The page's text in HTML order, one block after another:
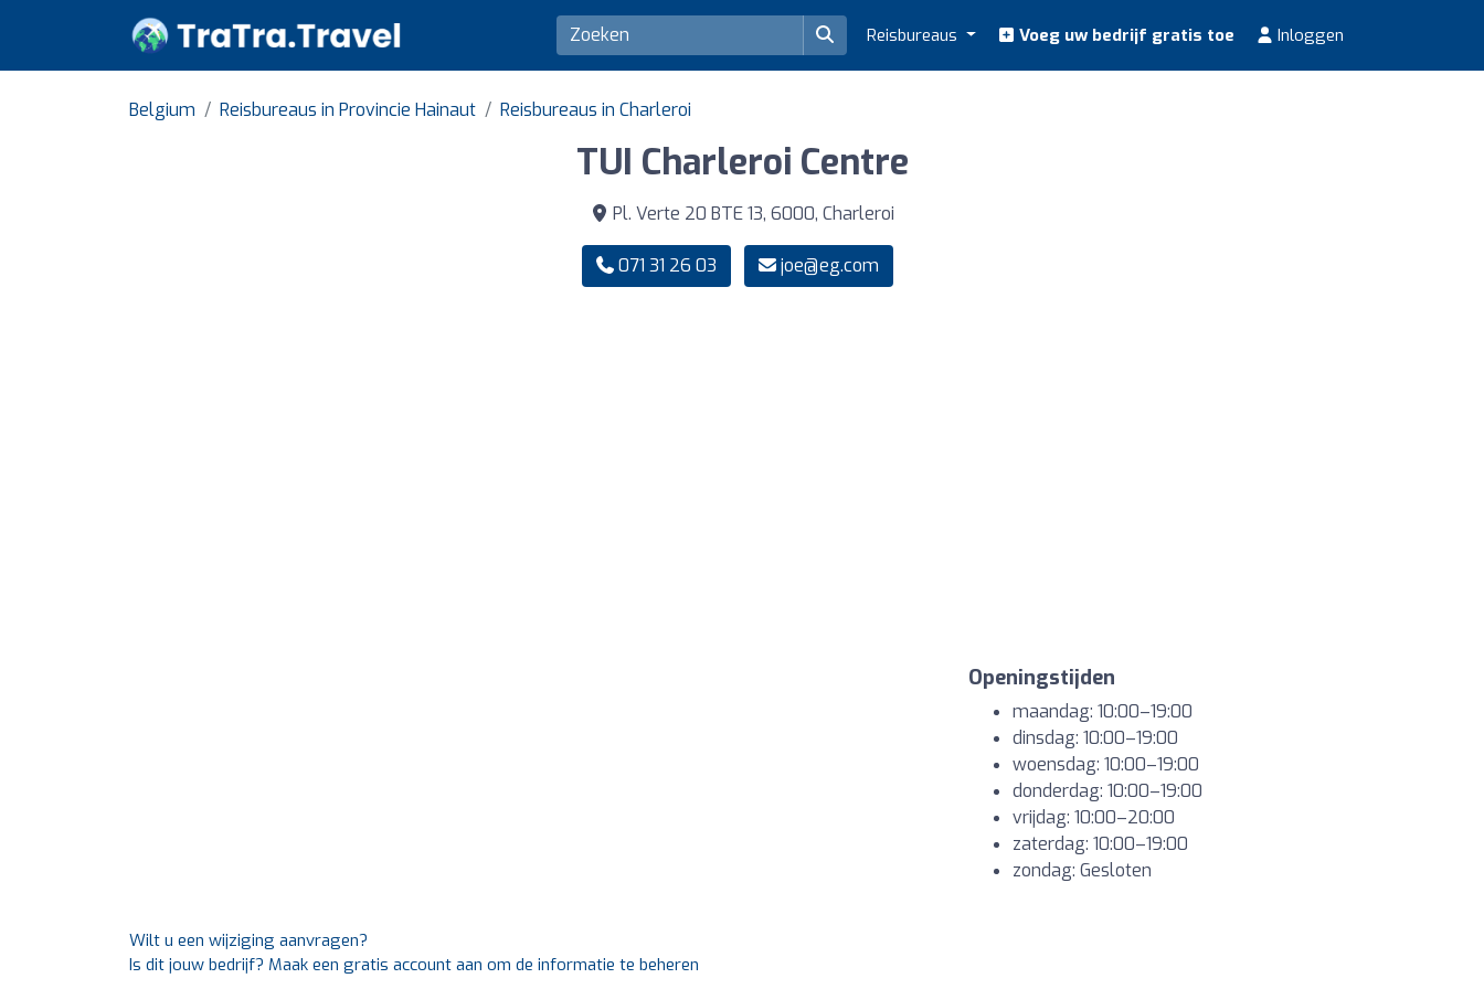
Reisbureaus Voeg uw bedrijf gratis toe Inloggen
Belgium Reisbureaus in Provincie Hainaut Reisbureaus in Charleroi
TUI Charleroi Centre
Pl. Verte 20 BTE 13, 6000, Charleroi
071 31 26 03 joe@eg.com
Openingstijden
maandag: 10:00–19:00
dinsdag: 10:00–19:00
woensdag: 10:00–19:00
donderdag: 10:00–19:00
vrijdag: 10:00–20:00
zaterdag: 10:00–19:00
zondag: Gesloten
Wilt u een wijziging aanvragen?
Is dit jouw bedrijf? Maak een gratis account aan om de informatie te beheren